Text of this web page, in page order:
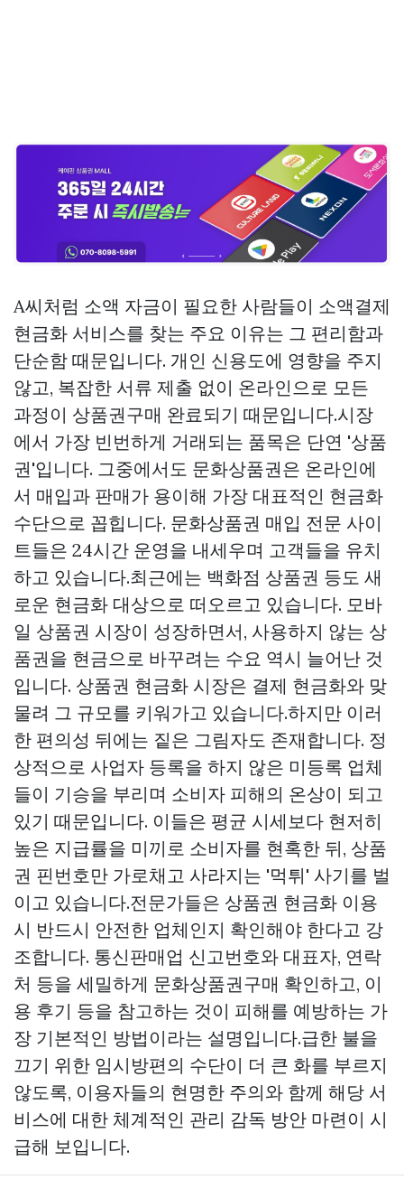
A씨처럼 소액 자금이 필요한 사람들이 소액결제
현금화 서비스를 찾는 주요 이유는 그 편리함과
단순함 때문입니다. 개인 신용도에 영향을 주지
않고, 복잡한 서류 제출 없이 온라인으로 모든
과정이 상품권구매 완료되기 때문입니다.시장
에서 가장 빈번하게 거래되는 품목은 단연 '상품
권'입니다. 그중에서도 문화상품권은 온라인에
서 매입과 판매가 용이해 가장 대표적인 현금화
수단으로 꼽힙니다. 문화상품권 매입 전문 사이
트들은 24시간 운영을 내세우며 고객들을 유치
하고 있습니다.최근에는 백화점 상품권 등도 새
로운 현금화 대상으로 떠오르고 있습니다. 모바
일 상품권 시장이 성장하면서, 사용하지 않는 상
품권을 현금으로 바꾸려는 수요 역시 늘어난 것
입니다. 상품권 현금화 시장은 결제 현금화와 맞
물려 그 규모를 키워가고 있습니다.하지만 이러
한 편의성 뒤에는 짙은 그림자도 존재합니다. 정
상적으로 사업자 등록을 하지 않은 미등록 업체
들이 기승을 부리며 소비자 피해의 온상이 되고
있기 때문입니다. 이들은 평균 시세보다 현저히
높은 지급률을 미끼로 소비자를 현혹한 뒤, 상품
권 핀번호만 가로채고 사라지는 '먹튀' 사기를 벌
이고 있습니다.전문가들은 상품권 현금화 이용
시 반드시 안전한 업체인지 확인해야 한다고 강
조합니다. 통신판매업 신고번호와 대표자, 연락
처 등을 세밀하게 문화상품권구매 확인하고, 이
용 후기 등을 참고하는 것이 피해를 예방하는 가
장 기본적인 방법이라는 설명입니다.급한 불을
끄기 위한 임시방편의 수단이 더 큰 화를 부르지
않도록, 이용자들의 현명한 주의와 함께 해당 서
비스에 대한 체계적인 관리 감독 방안 마련이 시
급해 보입니다.